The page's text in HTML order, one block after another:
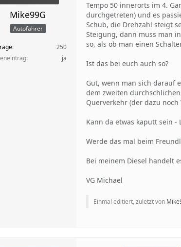
Mike99G
Autofahrer
250
ja
Tempo 50 innerorts im 4.
durchgetreten) und es
Schub, die Drehzahl steigt
Steigung, dann muss man
so, als ob man einen
Ist das bei euch auch so?
Gut, wenn man sich darauf
dem zweiten
Querverkehr (der dazu
Kann da etwas kaputt sein -
Werde das mal beim
Bei meinem Diesel handelt
VG Michael
Einmal editiert, zuletzt von